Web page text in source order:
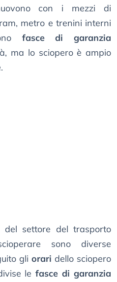
con i mezzi di
metro e trenini interni
fasce di garanzia
ma lo sciopero è ampio
settore del trasporto
sono diverse
gli orari dello sciopero
lefasce di garanzia